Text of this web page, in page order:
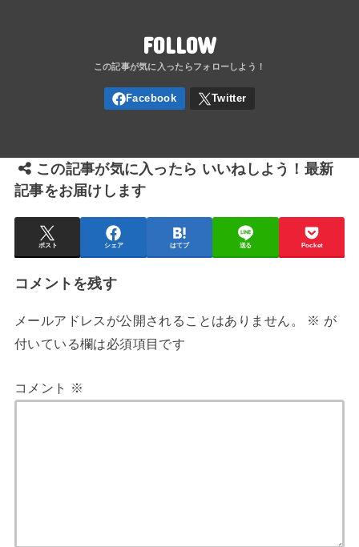
FOLLOW
この記事が気に入ったら いいねしよう！最新
記事をお届けします
ポスト シェア はてブ 送る Pocket
コメントを残す
メールアドレスが公開されることはありません。 ※ が
付いている欄は必須項目です
コメント ※